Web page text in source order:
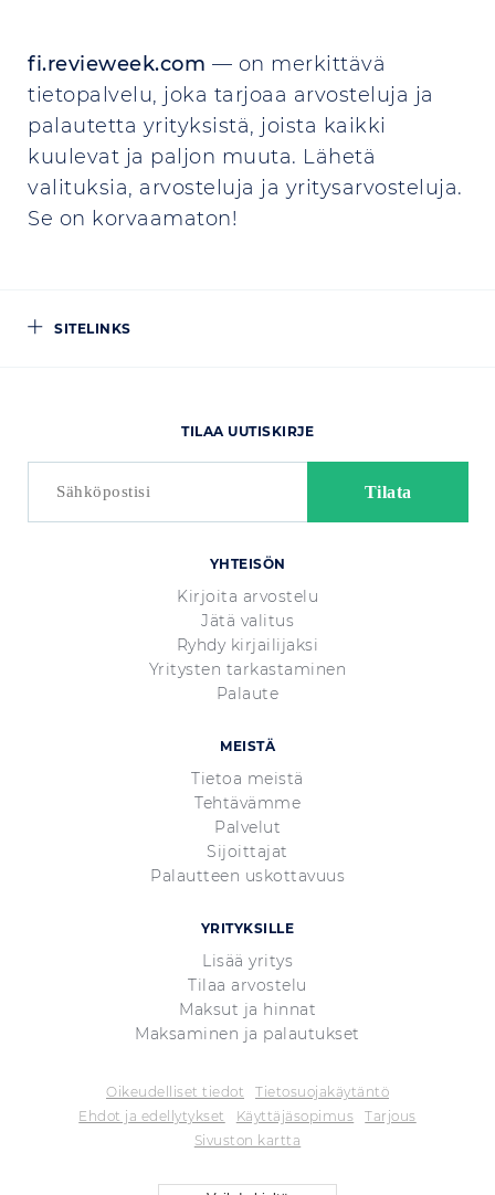
fi.revieweek.com — on merkittävä
tietopalvelu, joka tarjoaa arvosteluja ja
palautetta yrityksistä, joista kaikki
kuulevat ja paljon muuta. Lähetä
valituksia, arvosteluja ja yritysarvosteluja.
Se on korvaamaton!
SITELINKS
YHTEISÖN
Kirjoita arvostelu
Jätä valitus
Ryhdy kirjailijaksi
Yritysten tarkastaminen
Palaute
MEISTÄ
Tietoa meistä
Tehtävämme
Palvelut
Sijoittajat
Palautteen uskottavuus
YRITYKSILLE
Lisää yritys
Tilaa arvostelu
Maksut ja hinnat
Maksaminen ja palautukset
TILAA UUTISKIRJE
Oikeudelliset tiedot
Tietosuojakäytäntö
Ehdot ja edellytykset
Käyttäjäsopimus
Tarjous
Sivuston kartta